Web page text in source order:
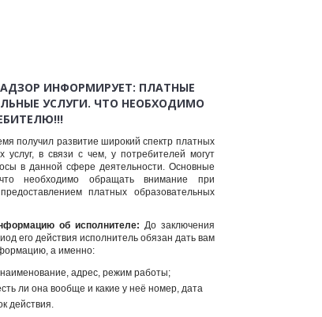
ИНФОРМИРУЕТ: ПЛАТНЫЕ
УСЛУГИ. ЧТО НЕОБХОДИМО
получил развитие широкий спектр платных
услуг, в связи с чем, у потребителей могут
в данной сфере деятельности. Основные
необходимо обращать внимание при
платных образовательных
об исполнителе: До заключения
его действия исполнитель обязан дать вам
а именно:
наименование, адрес, режим работы;
ли она вообще и какие у неё номер, дата
действия.